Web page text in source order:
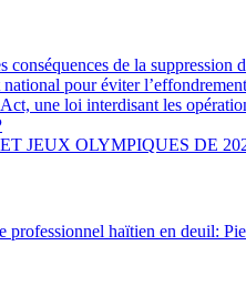
de la suppression
pour éviter
une loi interdisant les
JEUX OLYMPIQUES DE
professionnel haïtien en deuil: